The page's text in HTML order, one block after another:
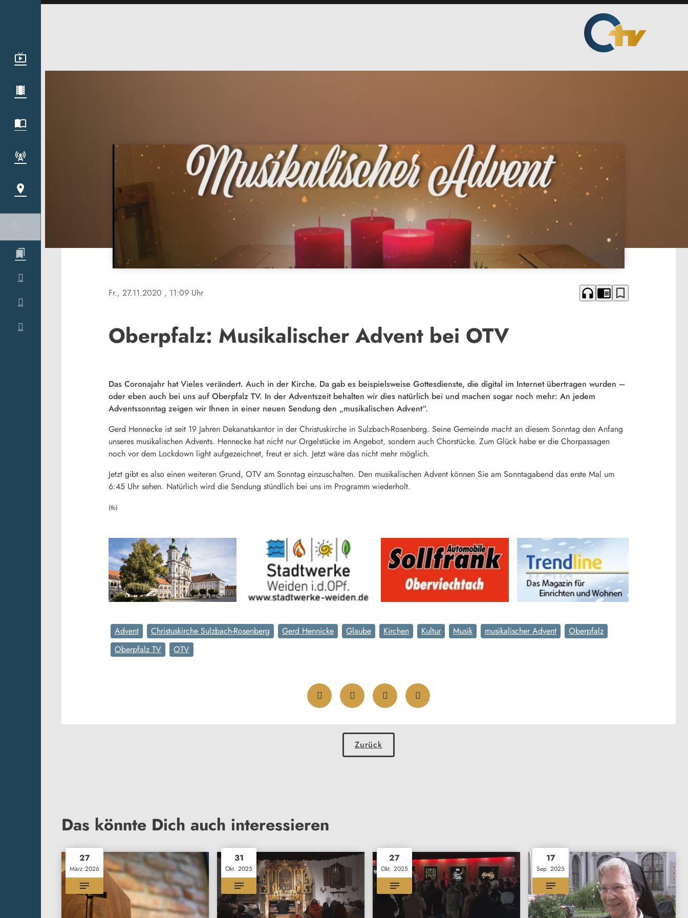
Fr., 27.11.2020 , 11:09 Uhr headphones chrome_reader_mode bookmark_border
Oberpfalz: Musikalischer Advent bei OTV
Das Coronajahr hat Vieles verändert. Auch in der Kirche. Da gab es beispielsweise Gottesdienste, die digital im Internet übertragen wurden –
oder eben auch bei uns auf Oberpfalz TV. In der Adventszeit behalten wir dies natürlich bei und machen sogar noch mehr: An jedem
Adventssonntag zeigen wir Ihnen in einer neuen Sendung den „musikalischen Advent“.
Gerd Hennecke ist seit 19 Jahren Dekanatskantor in der Christuskirche in Sulzbach-Rosenberg. Seine Gemeinde macht an diesem Sonntag den Anfang
unseres musikalischen Advents. Hennecke hat nicht nur Orgelstücke im Angebot, sondern auch Chorstücke. Zum Glück habe er die Chorpassagen
noch vor dem Lockdown light aufgezeichnet, freut er sich. Jetzt wäre das nicht mehr möglich.
Jetzt gibt es also einen weiteren Grund, OTV am Sonntag einzuschalten. Den musikalischen Advent können Sie am Sonntagabend das erste Mal um
6:45 Uhr sehen. Natürlich wird die Sendung stündlich bei uns im Programm wiederholt.
(tb)
Advent Christuskirche Sulzbach-Rosenberg Gerd Hennicke Glaube Kirchen Kultur Musik musikalischer Advent
Oberpfalz
Oberpfalz TV
OTV
Zurück
Das könnte Dich auch interessieren
27
März 2026
31
Okt. 2025
27
Okt. 2025
17
Sep. 2025